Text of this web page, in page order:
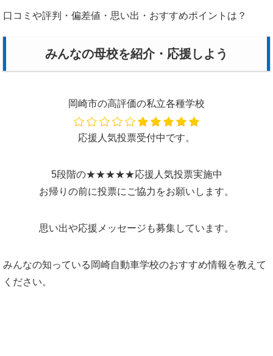
口コミや評判・偏差値・思い出・おすすめポイントは？
みんなの母校を紹介・応援しよう
岡崎市の高評価の私立各種学校
応援人気投票受付中です。
5段階の★★★★★応援人気投票実施中
お帰りの前に投票にご協力をお願いします。
思い出や応援メッセージも募集しています。
みんなの知っている岡崎自動車学校のおすすめ情報を教えて
ください。